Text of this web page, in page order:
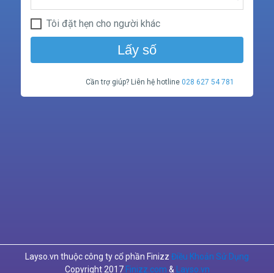
Tôi đặt hẹn cho người khác
Lấy số
Cần trợ giúp? Liên hệ hotline028 627 54 781
Layso.vn thuộc công ty cổ phần Finizz Điều Khoản Sử Dụng
Copyright 2017 Finizz.com & Layso.vn